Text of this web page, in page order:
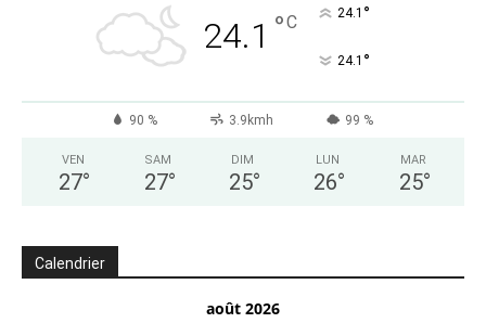
24.1 °C 24.1 °
24.1 °
90 % 3.9kmh 99 %
VEN
27°
SAM
27°
DIM
25°
LUN
26°
MAR
25°
Calendrier
août 2026